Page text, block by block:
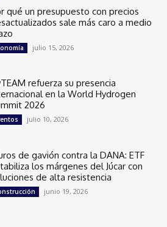
qué un presupuesto con precios
sale más caro a medio
julio 15, 2026
refuerza su presencia
en la World Hydrogen
2026
julio 10, 2026
de gavión contra la DANA: ETF
los márgenes del Júcar con
de alta resistencia
junio 19, 2026